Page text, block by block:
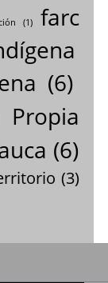
(1)
farc
(6)
Propia
(6)
(3)